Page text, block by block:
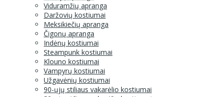
Viduramžių apranga
Daržovių kostiumai
Meksikiečių apranga
Čigonų apranga
Indėnų kostiumai
Steampunk kostiumai
Klouno kostiumai
Vampyrų kostiumai
Užgavėnių kostiumai
90-ųjų stiliaus vakarėlio kostiumai